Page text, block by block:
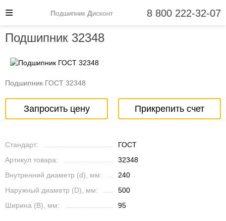
Подшипник 32348
Подшипник ГОСТ 32348
Запросить цену Прикрепить счет
Стандарт:
ГОСТ
Артикул товара:
32348
Внутренний диаметр (d), мм:
240
Наружный диаметр (D), мм:
500
Ширина (B), мм:
95
Подшипник Дисконт 8 800 222-32-07